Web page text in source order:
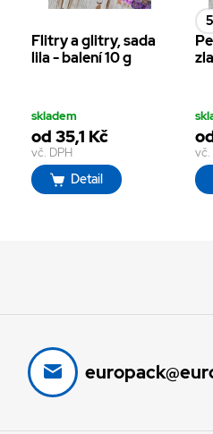
Flitry a glitry, sada
lila - balení 10 g
skladem
od 35,1 Kč
vč. DPH
Detail
5
vč.